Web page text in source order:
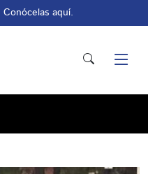
Conócelas aquí.